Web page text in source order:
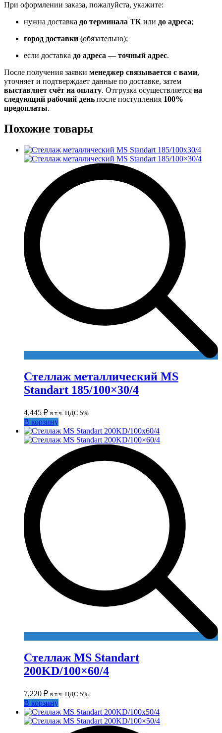
При оформлении заказа, пожалуйста, укажите:
нужна доставка до терминала ТК или до адреса;
город доставки (обязательно);
если доставка до адреса — точный адрес.
После получения заявки менеджер связывается с вами,
уточняет и подтверждает данные по доставке, затем
выставляет счёт на оплату. Отгрузка осуществляется на
следующий рабочий день после поступления 100%
предоплаты.
Похожие товары
Стеллаж металлический MS
Standart 185/100×30/4
4,445 ₽ в т.ч. НДС 5%
В корзину
Стеллаж MS Standart
200KD/100×60/4
7,220 ₽ в т.ч. НДС 5%
В корзину